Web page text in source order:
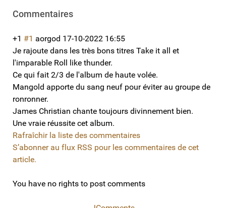
Commentaires
+1 #1 aorgod 17-10-2022 16:55
Je rajoute dans les très bons titres Take it all et
l'imparable Roll like thunder.
Ce qui fait 2/3 de l'album de haute volée.
Mangold apporte du sang neuf pour éviter au groupe de
ronronner.
James Christian chante toujours divinnement bien.
Une vraie réussite cet album.
Rafraîchir la liste des commentaires
S’abonner au flux RSS pour les commentaires de cet
article.
You have no rights to post comments